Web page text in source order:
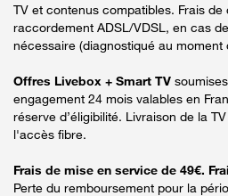
TV et contenus compatibles. Frais
raccordement ADSL/VDSL, en cas
nécessaire (diagnostiqué au moment
Offres Livebox + Smart TV
engagement 24 mois valables en
réserve d’éligibilité. Livraison de la
l'accès fibre.
Frais de mise en service de 49€.
Perte du remboursement pour la